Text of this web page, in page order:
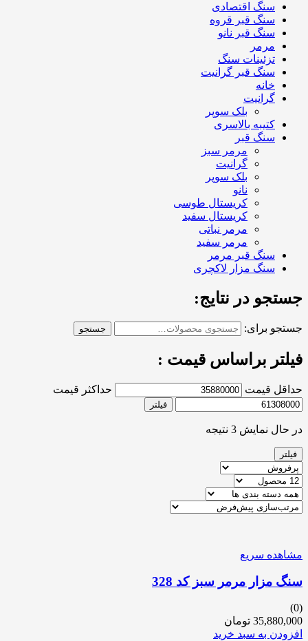
سنگ اقتصادی
سنگ قبر قروه
سنگ قبر نانو
مرمر
تزئینات سنگ
سنگ قبر گرانیت
خانه
گرانیت
بلک سوپر
کتیبه بالاسری
سنگ قبر
مرمر سبز
گرانیت
بلک سوپر
نانو
کریستال طوسی
کریستال سفید
مرمر نباتی
مرمر سفید
سنگ قبر مرمر
سنگ مزار لاکچری
جستجو در نتایج:
جستجو برای: جستجو
فیلتر براساس قیمت :
حداقل قیمت حداکثر قیمت
فیلتر
در حال نمایش 3 نتیجه
فیلتر
مشاهده سریع
سنگ مزار مرمر سبز کد 328
(0)
35,880,000 تومان
افزودن به سبد خرید